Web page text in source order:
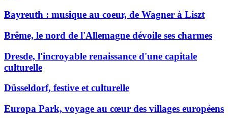
Bayreuth : musique au coeur, de Wagner à Liszt
Brême, le nord de l'Allemagne dévoile ses charmes
Dresde, l'incroyable renaissance d'une capitale
culturelle
Düsseldorf, festive et culturelle
Europa Park, voyage au cœur des villages européens